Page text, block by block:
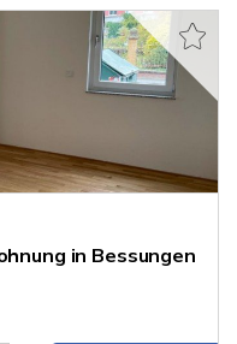
in Bessungen